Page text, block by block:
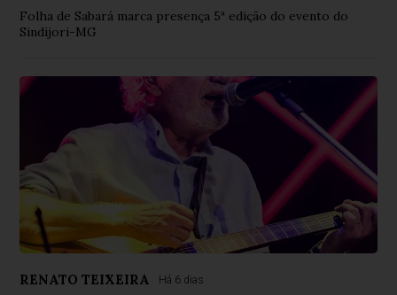
Folha de Sabará marca presença 5ª edição do evento do
Sindijori-MG
RENATO TEIXEIRA Há 6 dias